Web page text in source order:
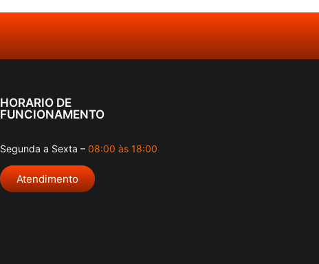
HORARIO DE
FUNCIONAMENTO
Segunda a Sexta – 08:00 às 18:00
Atendimento